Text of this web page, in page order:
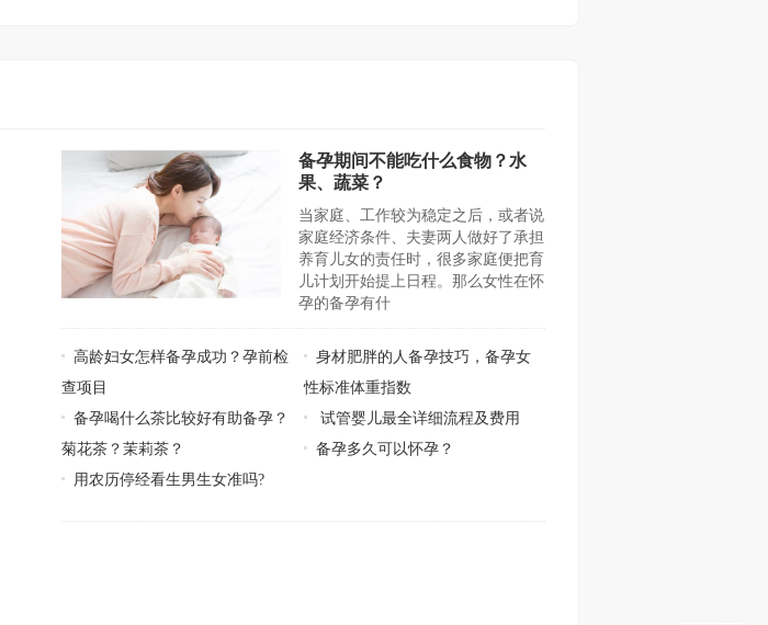
备孕期间不能吃什么食物？水
果、蔬菜？
当家庭、工作较为稳定之后，或者说
家庭经济条件、夫妻两人做好了承担
养育儿女的责任时，很多家庭便把育
儿计划开始提上日程。那么女性在怀
孕的备孕有什
高龄妇女怎样备孕成功？孕前检
查项目
身材肥胖的人备孕技巧，备孕女
性标准体重指数
备孕喝什么茶比较好有助备孕？
菊花茶？茉莉茶？
试管婴儿最全详细流程及费用
备孕多久可以怀孕？
用农历停经看生男生女准吗?